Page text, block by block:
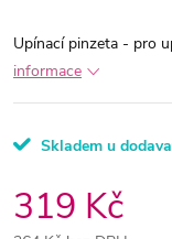
Upínací pinzeta - pro
informace
Skladem u
319 Kč